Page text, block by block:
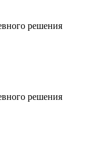
решения
решения